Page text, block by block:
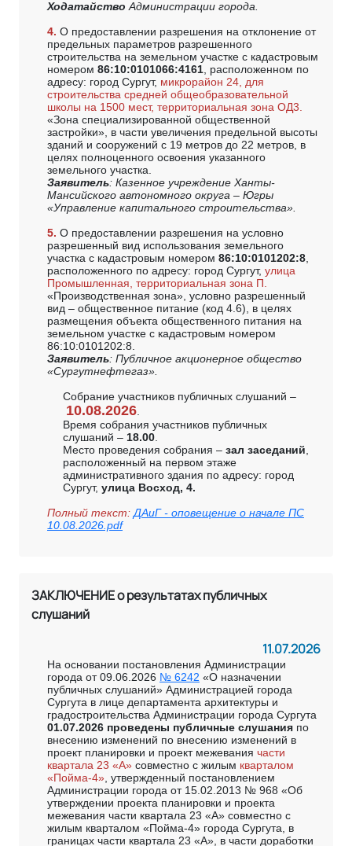
ХодатайствоАдминистрации города.
4. О предоставлении разрешения на отклонение от
предельных параметров разрешенного
строительства на земельном участке с кадастровым
номером 86:10:0101066:4161, расположенном по
адресу: город Сургут, микрорайон 24, для
строительства средней общеобразовательной
школы на 1500 мест, территориальная зона ОД3.
«Зона специализированной общественной
застройки», в части увеличения предельной высоты
зданий и сооружений с 19 метров до 22 метров, в
целях полноценного освоения указанного
земельного участка.
Заявитель: Казенное учреждение Ханты-
Мансийского автономного округа – Югры
«Управление капитального строительства».
5. О предоставлении разрешения на условно
разрешенный вид использования земельного
участка с кадастровым номером 86:10:0101202:8,
расположенного по адресу: город Сургут, улица
Промышленная, территориальная зона П.
«Производственная зона», условно разрешенный
вид – общественное питание (код 4.6), в целях
размещения объекта общественного питания на
земельном участке с кадастровым номером
86:10:0101202:8.
Заявитель: Публичное акционерное общество
«Сургутнефтегаз».
Собрание участников публичных слушаний –
10.08.2026.
Время собрания участников публичных
слушаний – 18.00.
Место проведения собрания – зал заседаний,
расположенный на первом этаже
административного здания по адресу: город
Сургут, улица Восход, 4.
Полный текст: ДАиГ - оповещение о начале ПС
10.08.2026.pdf
ЗАКЛЮЧЕНИЕ о результатах публичных
слушаний
11.07.2026
На основании постановления Администрации
города от 09.06.2026 № 6242 «О назначении
публичных слушаний» Администрацией города
Сургута в лице департамента архитектуры и
градостроительства Администрации города Сургута
01.07.2026 проведены публичные слушания по
внесению изменений по внесению изменений в
проект планировки и проект межевания части
квартала 23 «А» совместно с жилым кварталом
«Пойма-4», утвержденный постановлением
Администрации города от 15.02.2013 № 968 «Об
утверждении проекта планировки и проекта
межевания части квартала 23 «А» совместно с
жилым кварталом «Пойма-4» города Сургута, в
границах части квартала 23 «А», в части доработки